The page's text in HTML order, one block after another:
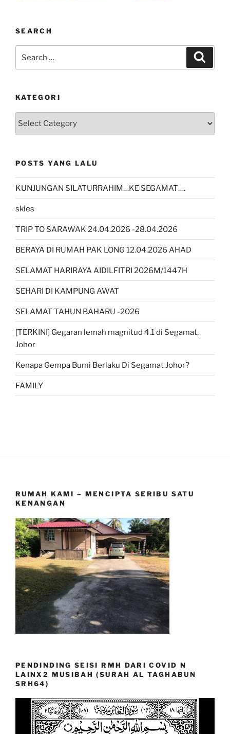
SEARCH
KATEGORI
kategori
POSTS YANG LALU
KUNJUNGAN SILATURRAHIM…KE SEGAMAT….
skies
TRIP TO SARAWAK 24.04.2026 -28.04.2026
BERAYA DI RUMAH PAK LONG 12.04.2026 AHAD
SELAMAT HARIRAYA AIDILFITRI 2026M/1447H
SEHARI DI KAMPUNG AWAT
SELAMAT TAHUN BAHARU -2026
[TERKINI] Gegaran lemah magnitud 4.1 di Segamat,
Johor
Kenapa Gempa Bumi Berlaku Di Segamat Johor?
FAMILY
RUMAH KAMI – MENCIPTA SERIBU SATU
KENANGAN
PENDINDING SEISI RMH DARI COVID N
LAINX2 MUSIBAH (SURAH AL TAGHABUN
SRH64)
Video
Player